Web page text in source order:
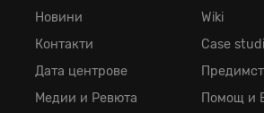
Новини
Контакти
Дата центрове
Медии и Ревюта
Wiki
Case
Помощ и